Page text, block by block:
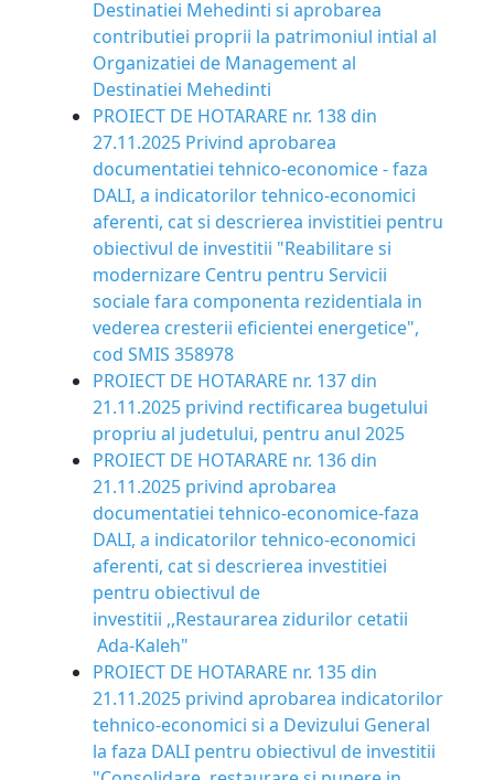
Destinatiei Mehedinti si aprobarea
contributiei proprii la patrimoniul intial al
Organizatiei de Management al
Destinatiei Mehedinti
PROIECT DE HOTARARE nr. 138 din
27.11.2025 Privind aprobarea
documentatiei tehnico-economice - faza
DALI, a indicatorilor tehnico-economici
aferenti, cat si descrierea invistitiei pentru
obiectivul de investitii "Reabilitare si
modernizare Centru pentru Servicii
sociale fara componenta rezidentiala in
vederea cresterii eficientei energetice",
cod SMIS 358978
PROIECT DE HOTARARE nr. 137 din
21.11.2025 privind rectificarea bugetului
propriu al judetului, pentru anul 2025
PROIECT DE HOTARARE nr. 136 din
21.11.2025 privind aprobarea
documentatiei tehnico-economice-faza
DALI, a indicatorilor tehnico-economici
aferenti, cat si descrierea investitiei
pentru obiectivul de
investitii ,,Restaurarea zidurilor cetatii
Ada-Kaleh"
PROIECT DE HOTARARE nr. 135 din
21.11.2025 privind aprobarea indicatorilor
tehnico-economici si a Devizului General
la faza DALI pentru obiectivul de investitii